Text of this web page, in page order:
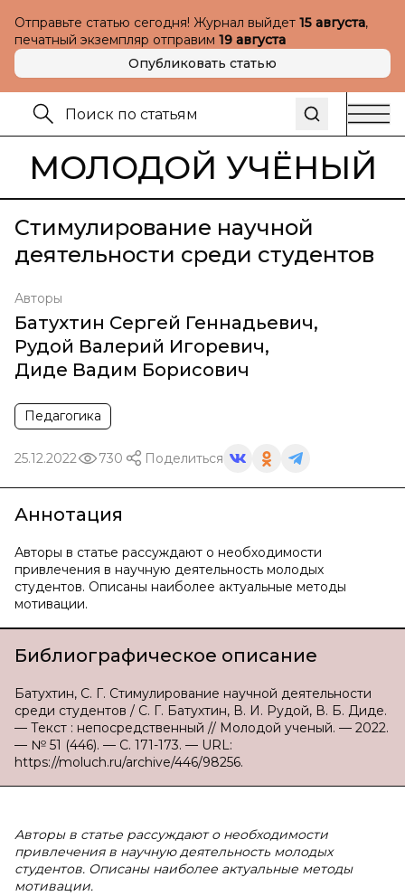
Отправьте статью сегодня! Журнал выйдет 15 августа,
печатный экземпляр отправим 19 августа
Опубликовать статью
МОЛОДОЙ УЧЁНЫЙ
Стимулирование научной
деятельности среди студентов
Авторы
Батухтин Сергей Геннадьевич,
Рудой Валерий Игоревич,
Диде Вадим Борисович
Педагогика
25.12.2022 730 Поделиться
Аннотация
Авторы в статье рассуждают о необходимости
привлечения в научную деятельность молодых
студентов. Описаны наиболее актуальные методы
мотивации.
Библиографическое описание
Батухтин, С. Г. Стимулирование научной деятельности
среди студентов / С. Г. Батухтин, В. И. Рудой, В. Б. Диде.
— Текст : непосредственный // Молодой ученый. — 2022.
— № 51 (446). — С. 171-173. — URL:
https://moluch.ru/archive/446/98256.
Авторы в статье рассуждают о необходимости
привлечения в научную деятельность молодых
студентов. Описаны наиболее актуальные методы
мотивации.